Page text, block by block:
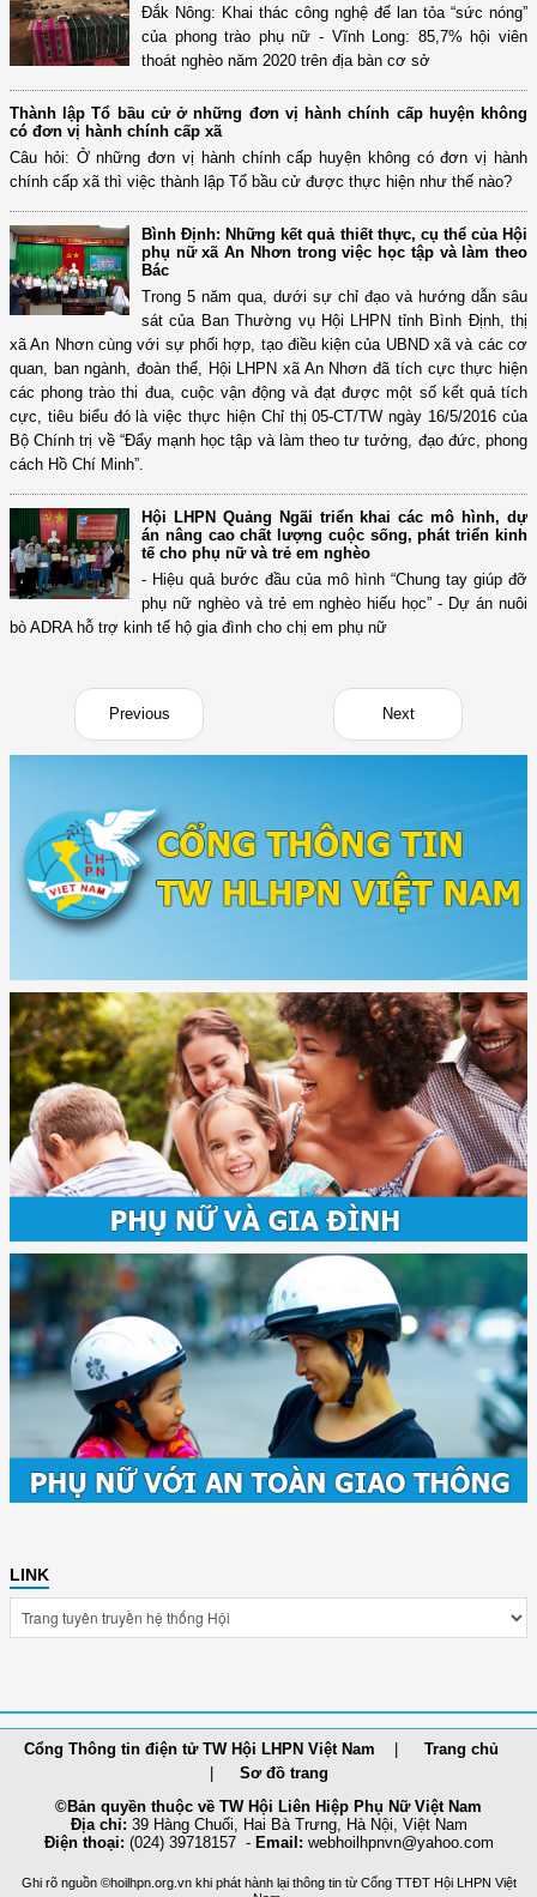
Đắk Nông: Khai thác công nghệ để lan tỏa “sức nóng”
của phong trào phụ nữ - Vĩnh Long: 85,7% hội viên
thoát nghèo năm 2020 trên địa bàn cơ sở
Thành lập Tổ bầu cử ở những đơn vị hành chính cấp huyện không
có đơn vị hành chính cấp xã
Câu hỏi: Ở những đơn vị hành chính cấp huyện không có đơn vị hành
chính cấp xã thì việc thành lập Tổ bầu cử được thực hiện như thế nào?
Bình Định: Những kết quả thiết thực, cụ thể của Hội
phụ nữ xã An Nhơn trong việc học tập và làm theo
Bác
Trong 5 năm qua, dưới sự chỉ đạo và hướng dẫn sâu
sát của Ban Thường vụ Hội LHPN tỉnh Bình Định, thị
xã An Nhơn cùng với sự phối hợp, tạo điều kiện của UBND xã và các cơ
quan, ban ngành, đoàn thể, Hội LHPN xã An Nhơn đã tích cực thực hiện
các phong trào thi đua, cuộc vận động và đạt được một số kết quả tích
cực, tiêu biểu đó là việc thực hiện Chỉ thị 05-CT/TW ngày 16/5/2016 của
Bộ Chính trị về “Đẩy mạnh học tập và làm theo tư tưởng, đạo đức, phong
cách Hồ Chí Minh”.
Hội LHPN Quảng Ngãi triển khai các mô hình, dự
án nâng cao chất lượng cuộc sống, phát triển kinh
tế cho phụ nữ và trẻ em nghèo
- Hiệu quả bước đầu của mô hình “Chung tay giúp đỡ
phụ nữ nghèo và trẻ em nghèo hiếu học” - Dự án nuôi
bò ADRA hỗ trợ kinh tế hộ gia đình cho chị em phụ nữ
Previous Next
LINK
Cổng Thông tin điện tử TW Hội LHPN Việt Nam
Trang chủ
Sơ đồ trang
©Bản quyền thuộc về TW Hội Liên Hiệp Phụ Nữ Việt Nam
Địa chỉ: 39 Hàng Chuối, Hai Bà Trưng, Hà Nội, Việt Nam
Điện thoại: (024) 39718157 - Email: webhoilhpnvn@yahoo.com
Ghi rõ nguồn ©hoilhpn.org.vn khi phát hành lại thông tin từ Cổng TTÐT Hội LHPN Việt